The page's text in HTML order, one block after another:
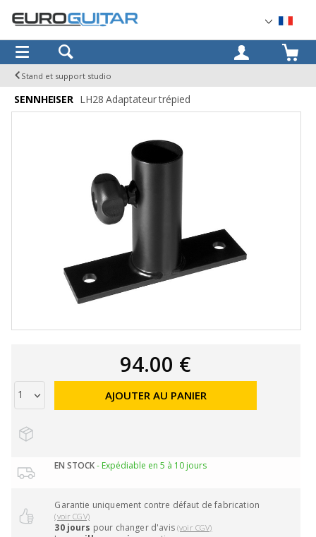
OK
Stand et support studio
SENNHEISER LH28 Adaptateur trépied
94.00 €
AJOUTER AU PANIER
EN STOCK- Expédiable en 5 à 10 jours
Garantie uniquement contre défaut de fabrication
(voir CGV)
30 jours pour changer d'avis(voir CGV)